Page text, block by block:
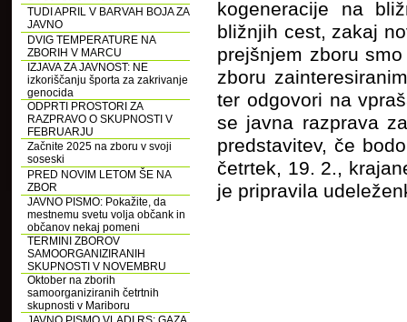
TUDI APRIL V BARVAH BOJA ZA
JAVNO
DVIG TEMPERATURE NA
ZBORIH V MARCU
IZJAVA ZA JAVNOST: NE
izkoriščanju športa za zakrivanje
genocida
ODPRTI PROSTORI ZA
RAZPRAVO O SKUPNOSTI V
FEBRUARJU
Začnite 2025 na zboru v svoji
soseski
PRED NOVIM LETOM ŠE NA
ZBOR
JAVNO PISMO: Pokažite, da
mestnemu svetu volja občank in
občanov nekaj pomeni
TERMINI ZBOROV
SAMOORGANIZIRANIH
SKUPNOSTI V NOVEMBRU
Oktober na zborih
samoorganiziranih četrtnih
skupnosti v Mariboru
kogeneracije na
bližnjih cest, zakaj
prejšnjem zboru
zboru
ter odgovori na
se javna razprava
predstavitev, če
četrtek, 19. 2.,
je pripravila